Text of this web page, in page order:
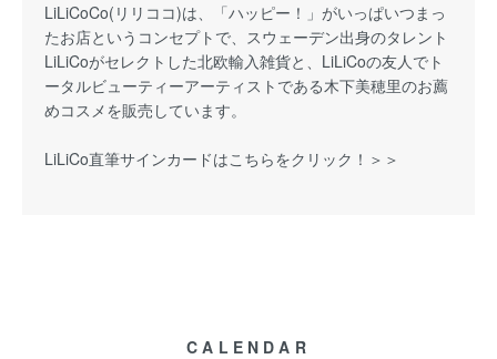
LiLiCoCo(リリココ)は、「ハッピー！」がいっぱいつまっ
たお店というコンセプトで、スウェーデン出身のタレント
LiLiCoがセレクトした北欧輸入雑貨と、LiLiCoの友人でト
ータルビューティーアーティストである木下美穂里のお薦
めコスメを販売しています。
LiLiCo直筆サインカードはこちらをクリック！＞＞
CALENDAR